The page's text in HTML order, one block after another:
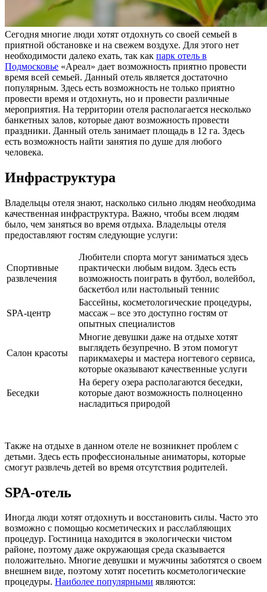
Сегодня многие люди хотят отдохнуть со своей семьей в
приятной обстановке и на свежем воздухе. Для этого нет
необходимости далеко ехать, так как парк отель в
Подмосковье «Ареал» дает возможность приятно провести
время всей семьей. Данный отель является достаточно
популярным. Здесь есть возможность не только приятно
провести время и отдохнуть, но и провести различные
мероприятия. На территории отеля располагается несколько
банкетных залов, которые дают возможность провести
праздники. Данный отель занимает площадь в 12 га. Здесь
есть возможность найти занятия по душе для любого
человека.
Инфраструктура
Владельцы отеля знают, насколько сильно людям необходима
качественная инфраструктура. Важно, чтобы всем людям
было, чем заняться во время отдыха. Владельцы отеля
предоставляют гостям следующие услуги:
Спортивные
развлечения
Любители спорта могут заниматься здесь
практически любым видом. Здесь есть
возможность поиграть в футбол, волейбол,
баскетбол или настольный теннис
SPA-центр
Бассейны, косметологические процедуры,
массаж – все это доступно гостям от
опытных специалистов
Салон красоты
Многие девушки даже на отдыхе хотят
выглядеть безупречно. В этом помогут
парикмахеры и мастера ногтевого сервиса,
которые оказывают качественные услуги
Беседки
На берегу озера располагаются беседки,
которые дают возможность полноценно
насладиться природой
Также на отдыхе в данном отеле не возникнет проблем с
детьми. Здесь есть профессиональные аниматоры, которые
смогут развлечь детей во время отсутствия родителей.
SPA-отель
Иногда люди хотят отдохнуть и восстановить силы. Часто это
возможно с помощью косметических и расслабляющих
процедур. Гостиница находится в экологически чистом
районе, поэтому даже окружающая среда сказывается
положительно. Многие девушки и мужчины заботятся о своем
внешнем виде, поэтому хотят посетить косметологические
процедуры. Наиболее популярными являются: